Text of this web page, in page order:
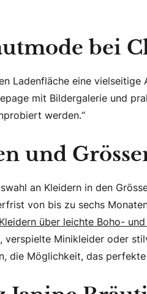
bei
Ladenfläche eine
mit Bildergalerie und
werden.“
und
an Kleidern in den
von bis zu sechs
über leichte Boho-
Minikleider oder
die Möglichkeit, das